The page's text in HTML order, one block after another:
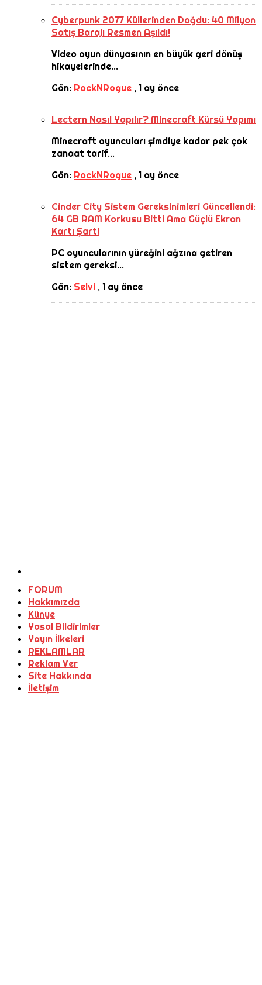
Cyberpunk 2077 Küllerinden Doğdu: 40 Milyon
Satış Barajı Resmen Aşıldı!
Video oyun dünyasının en büyük geri dönüş
hikayelerinde...
Gön: RockNRogue ,1 ay önce
Lectern Nasıl Yapılır? Minecraft Kürsü Yapımı
Minecraft oyuncuları şimdiye kadar pek çok
zanaat tarif...
Gön: RockNRogue ,1 ay önce
Cinder City Sistem Gereksinimleri Güncellendi:
64 GB RAM Korkusu Bitti Ama Güçlü Ekran
Kartı Şart!
PC oyuncularının yüreğini ağzına getiren
sistem gereksi...
Gön: Selvi ,1 ay önce
FORUM
Hakkımızda
Künye
Yasal Bildirimler
Yayın İlkeleri
REKLAMLAR
Reklam Ver
Site Hakkında
İletişim